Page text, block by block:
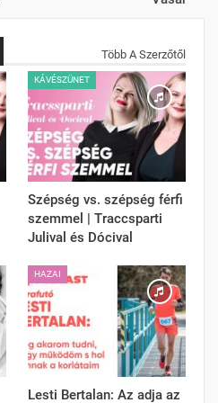
Több A Szerzőtől
KÁVÉSZÜNET
Szépség vs. szépség férfi
szemmel | Traccsparti
Julival és Dócival
HAZAI
Lesti Bertalan: Az adja az